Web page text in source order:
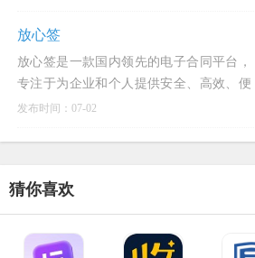
获得原创logo设计方案！
放心签
放心签是一款国内领先的电子合同平台，
专注于为企业和个人提供安全、高效、便
捷的电子合同签署和管理服务。
发布时间：07-02
猜你喜欢